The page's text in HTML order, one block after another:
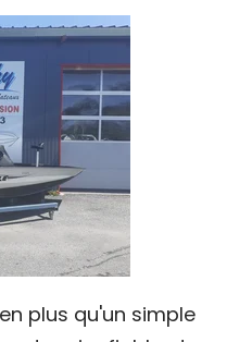
plus qu'un simple